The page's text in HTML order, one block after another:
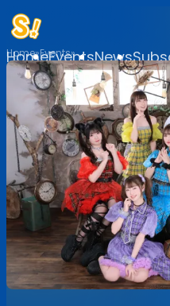
HomeEventsNews
Home Events